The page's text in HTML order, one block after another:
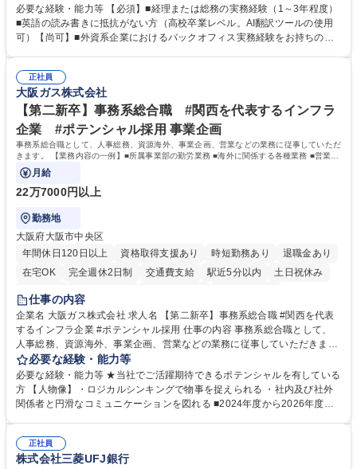
バックオフィス業務からスタートし組織を支える専任担当として広く活躍
できる環境です。 ■日常経理、月次および年次決算サポート業務 ■本国
（グローバル）との英文メール対応（AI翻訳ツール等を使用しての対応で
業務をお任せします。残業も基本的には発生せず、ご自身のペースで業務
を進めやすく定着率の高い環境です。 募集職種 東京【経理・総務】週1日
出社程度のリモート中心/残業基本無/独立系ファーム
必要な経験・能力等 【必須】■経理または総務の実務経験（1～3年程度）
■英語の読み書きに抵抗がない方（高校卒業レベル。AI翻訳ツールの使用
可）【尚可】■外資系企業におけるバックオフィス実務経験をお持ちの方
【働き方について】現在は週4日程度の在宅勤務を実施しており、ワーク
ライフバランスを重視する方に最適な環境です（フルリモートも面接で相
談可）。【求める人物像】幅広いバックオフィス業務に柔軟に対応でき、
社内外と円滑にコミュニケーションを取りながら業務を推進できる方 学
歴・資格 学歴：大学院 大学 高専 短大 専修学校 高校 語学力： 資格：
正社員
大阪ガス株式会社
【第二新卒】事務系総合職 #関西を代表するインフラ
企業 #ポテンシャル採用 事業企画
事務系総合職として、人事総務、資源海外、事業企画、営業などの業務に従事していただ
きます。 【業務内容の一例】■所属事業部の勤労業務 ■海外に関係する各種業務 ■営業部
門の企画スタッフ、ルート営業
月給
22万7000円以上
勤務地
大阪府大阪市中央区
年間休日120日以上
資格取得支援あり 時短勤務あり
退職金あり
在宅OK
完全週休2日制 交通費支給 駅近5分以内
土日祝休み
服装自由
第二新卒歓迎
仕事の内容
企業名 大阪ガス株式会社 求人名 【第二新卒】事務系総合職 #関西を代表
するインフラ企業 #ポテンシャル採用 仕事の内容 事務系総合職として、
人事総務、資源海外、事業企画、営業などの業務に従事していただきま
す。 【業務内容の一例】■所属事業部の勤労業務 ■海外に関係する各種業
務 ■営業部門の企画スタッフ、ルート営業 【キャリアパス】入社後の配属
ポジションで一定期間ご活躍頂いた後、本人の適性及び将来のキャリアを
鑑みてジョブローテーションを行います。 【育成】OJTでの現場育成や研
表するインフラ企業 #ポテンシャル採用
必要な経験・能力等
必要な経験・能力等 ★当社でご活躍期待できるポテンシャルを有している
方 【人物像】・ロジカルシンキングで物事を捉えられる ・社内及び社外
関係者と円滑なコミュニケーションを図れる ■2024年度から2026年度ま
72.html ■エネルギーセキュリティの不安定化や気候変動による自然災害の
甚大化など、これまで以上に社会課題解決の重要性が高まっています。
正社員
株式会社三菱UFJ銀行